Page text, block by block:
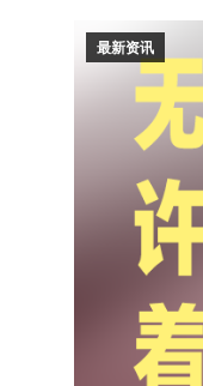
最新资讯